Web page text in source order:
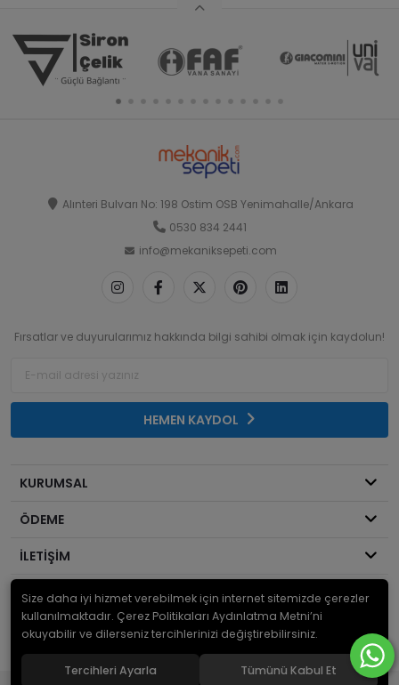
Alınteri Bulvarı No: 198 Ostim OSB Yenimahalle/Ankara
0530 834 2441
info@mekaniksepeti.com
Fırsatlar ve duyurularımız hakkında bilgi sahibi olmak için kaydolun!
HEMEN KAYDOL
KURUMSAL
ÖDEME
İLETİŞİM
© 2026Mekanik Sepeti. Bir Serdaroğlu A.Ş markasıdır ve tüm hakları
saklıdır.
Size daha iyi hizmet verebilmek için internet sitemizde çerezler
kullanılmaktadır. Çerez Politikaları Aydınlatma Metni’ni
okuyabilir ve dilerseniz tercihlerinizi değiştirebilirsiniz.
Tercihleri Ayarla Tümünü Kabul Et